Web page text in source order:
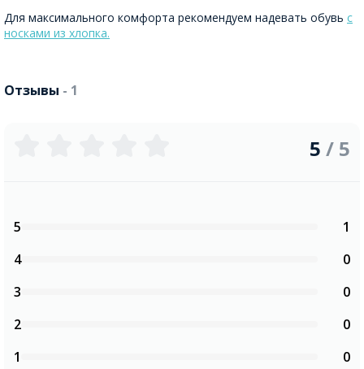
Для максимального комфорта рекомендуем надевать обувь с
носками из хлопка.
Отзывы - 1
5 / 5
5
1
4
0
3
0
2
0
1
0